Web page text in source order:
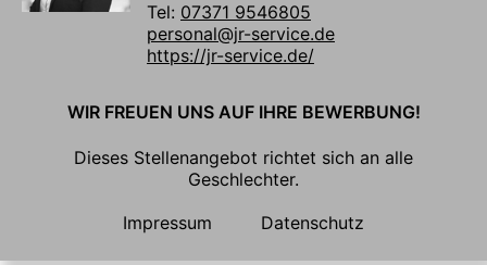
Tel: 07371 9546805
personal@jr-service.de
https://jr-service.de/
WIR FREUEN UNS AUF IHRE BEWERBUNG!
Dieses Stellenangebot richtet sich an alle
Geschlechter.
Impressum
Datenschutz